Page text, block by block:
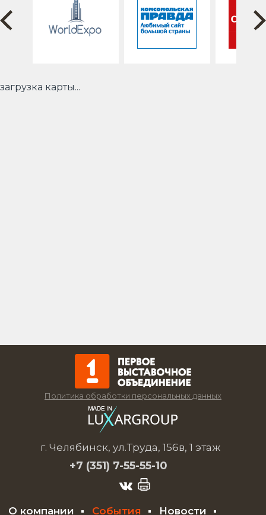
загрузка карты...
Политика обработки персональных данных
г. Челябинск, ул.Труда, 156в, 1 этаж
+7 (351) 7-55-55-10
О компании События Новости